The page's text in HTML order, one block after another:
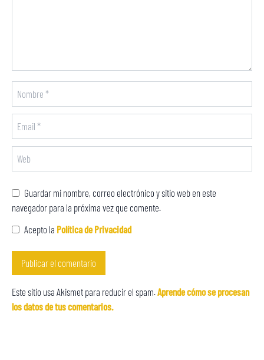
Guardar mi nombre, correo electrónico y sitio web en este
navegador para la próxima vez que comente.
Acepto la Política de Privacidad
Este sitio usa Akismet para reducir el spam.Aprende cómo se procesan
los datos de tus comentarios.